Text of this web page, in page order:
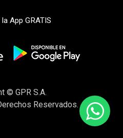
App GRATIS
© GPR S.A.
Reservados.